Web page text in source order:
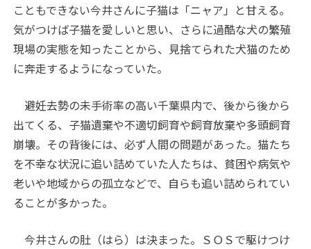
こともできない今井さんに子猫は「ニャア」と甘える。
気がつけば子猫を愛しいと思い、さらに過酷な犬の繁殖
現場の実態を知ったことから、見捨てられた犬猫のため
に奔走するようになっていた。
避妊去勢の未手術率の高い千葉県内で、後から後から
出てくる、子猫遺棄や不適切飼育や飼育放棄や多頭飼育
崩壊。その背後には、必ず人間の問題があった。猫たち
を不幸な状況に追い詰めていた人たちは、貧困や病気や
老いや地域からの孤立などで、自らも追い詰められてい
ることが多かった。
今井さんの肚（はら）は決まった。ＳＯＳで駆けつけ